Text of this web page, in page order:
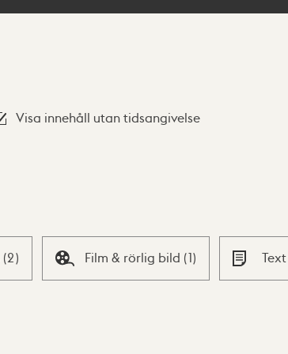
Visa innehåll utan tidsangivelse
(2) Film & rörlig bild (1) Text